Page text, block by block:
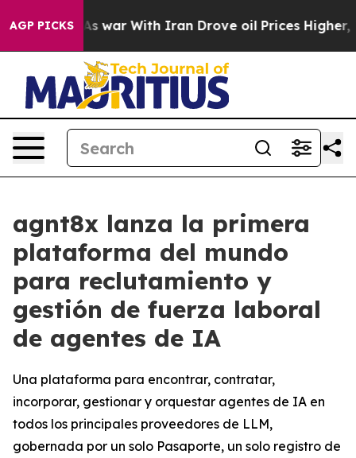
AGP PICKSAs war With Iran Drove oil Prices Higher,
agnt8x lanza la primera
plataforma del mundo
para reclutamiento y
gestión de fuerza laboral
de agentes de IA
Una plataforma para encontrar, contratar,
incorporar, gestionar y orquestar agentes de IA en
todos los principales proveedores de LLM,
gobernada por un solo Pasaporte, un solo registro de